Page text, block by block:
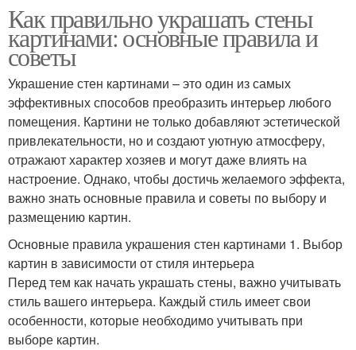
Как правильно украшать стены
картинами: основные правила и
советы
Украшение стен картинами – это один из самых
эффективных способов преобразить интерьер любого
помещения. Картини не только добавляют эстетической
привлекательности, но и создают уютную атмосферу,
отражают характер хозяев и могут даже влиять на
настроение. Однако, чтобы достичь желаемого эффекта,
важно знать основные правила и советы по выбору и
размещению картин.
Основные правила украшения стен картинами 1. Выбор
картин в зависимости от стиля интерьера
Перед тем как начать украшать стены, важно учитывать
стиль вашего интерьера. Каждый стиль имеет свои
особенности, которые необходимо учитывать при
выборе картин.